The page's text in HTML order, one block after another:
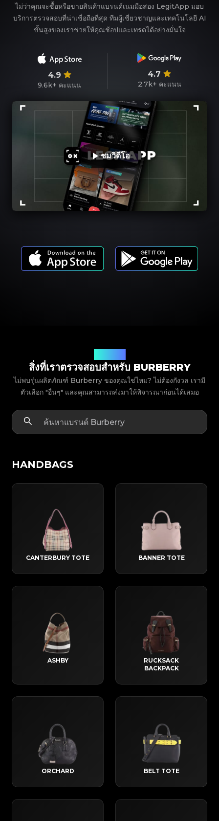
ไม่ว่าคุณจะซื้อหรือขายสินค้าแบรนด์เนมมือสอง LegitApp มอบ
บริการตรวจสอบที่น่าเชื่อถือที่สุด ทีมผู้เชี่ยวชาญและเทคโนโลยี AI
ขั้นสูงของเราช่วยให้คุณช้อปและเทรดได้อย่างมั่นใจ
4.9
9.6k+ คะแนน
4.7
2.7k+ คะแนน
ชมวิดีโอ
สิ่งที่เราตรวจสอบสำหรับ BURBERRY
ไม่พบรุ่นผลิตภัณฑ์ Burberry ของคุณใช่ไหม? ไม่ต้องกังวล เรามี
ตัวเลือก "อื่นๆ" และคุณสามารถส่งมาให้พิจารณาก่อนได้เสมอ
HANDBAGS
CANTERBURY TOTE BANNER TOTE
ASHBY
RUCKSACK
BACKPACK
ORCHARD BELT TOTE